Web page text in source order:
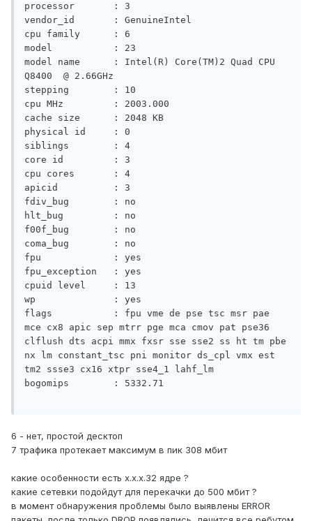
processor       : 3
vendor_id       : GenuineIntel
cpu family      : 6
model           : 23
model name      : Intel(R) Core(TM)2 Quad CPU
Q8400  @ 2.66GHz
stepping        : 10
cpu MHz         : 2003.000
cache size      : 2048 KB
physical id     : 0
siblings        : 4
core id         : 3
cpu cores       : 4
apicid          : 3
fdiv_bug        : no
hlt_bug         : no
f00f_bug        : no
coma_bug        : no
fpu             : yes
fpu_exception   : yes
cpuid level     : 13
wp              : yes
flags           : fpu vme de pse tsc msr pae
mce cx8 apic sep mtrr pge mca cmov pat pse36
clflush dts acpi mmx fxsr sse sse2 ss ht tm pbe
nx lm constant_tsc pni monitor ds_cpl vmx est
tm2 ssse3 cx16 xtpr sse4_1 lahf_lm
bogomips        : 5332.71
6 - нет, простой десктоп
7 трафика протекает максимум в пик 308 мбит
какие особенности есть х.х.х.32 ядре ?
какие сетевки подойдут для перекачки до 500 мбит ?
в момент обнаружения проблемы было выявлены ERROR